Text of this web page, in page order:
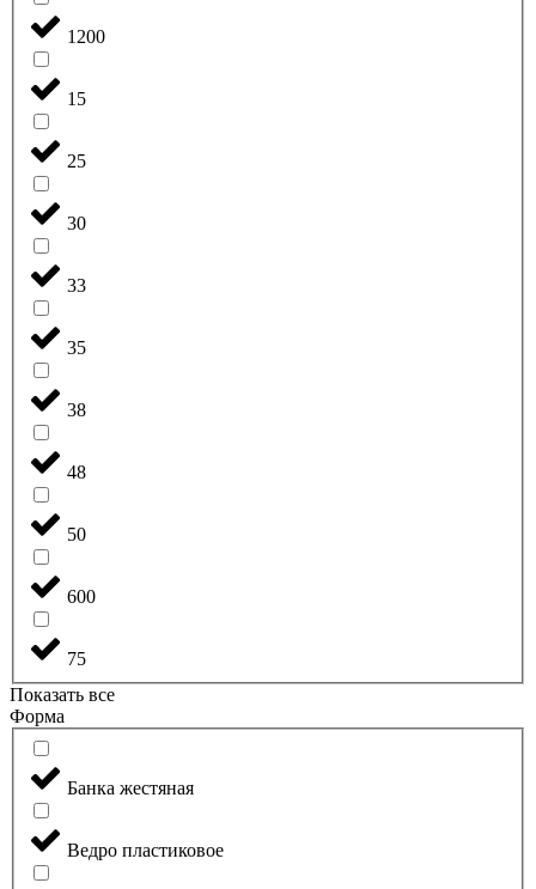
1200
15
25
30
33
35
38
48
50
600
75
Показать все
Форма
Банка жестяная
Ведро пластиковое